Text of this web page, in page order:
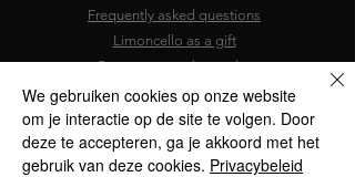
Frequently asked questions
Limoncello as a gift
Become an ambassador
Sell Koreman's
Working at Koreman's
In the media
Inspiration
We gebruiken cookies op onze website
om je interactie op de site te volgen. Door
deze te accepteren, ga je akkoord met het
gebruik van deze cookies. Privacybeleid